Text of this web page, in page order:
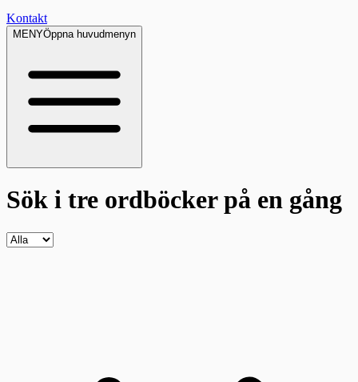
Kontakt
MENYÖppna huvudmenyn
Sök i tre ordböckerpå en gång